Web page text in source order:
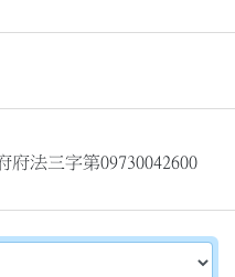
府法三字第09730042600